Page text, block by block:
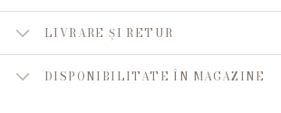
LIVRARE ȘI RETUR
DISPONIBILITATE ÎN MAGAZINE